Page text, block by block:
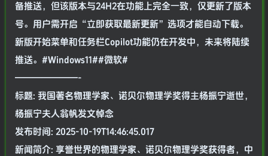
备推送，但该版本与24H2在功能上完全一致，仅更新了版本
号。用户需开启“立即获取最新更新”选项才能自动下载。
新版开始菜单和任务栏Copilot功能仍在开发中，未来将陆续
推送。#Windows11##微软#
———————-
标题: 我国著名物理学家、诺贝尔物理学奖得主杨振宁逝世，
杨振宁夫人翁帆发文悼念
发布时间: 2025-10-19T14:46:45.017
新闻简介: 享誉世界的物理学家、诺贝尔物理学奖获得者，中